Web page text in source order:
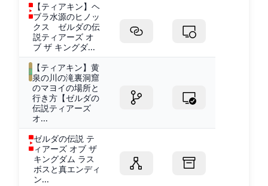
【ティアキン】ヘ
ブラ水源のヒノッ
クス ゼルダの伝
説ティアーズ オ
ブ ザ キングダ...
【ティアキン】黄
泉の川の滝裏洞窟
のマヨイの場所と
行き方【ゼルダの
伝説ティアーズ
オ...
ゼルダの伝説 テ
ィアーズ オブ ザ
キングダム ラス
ボスと真エンディ
ン...